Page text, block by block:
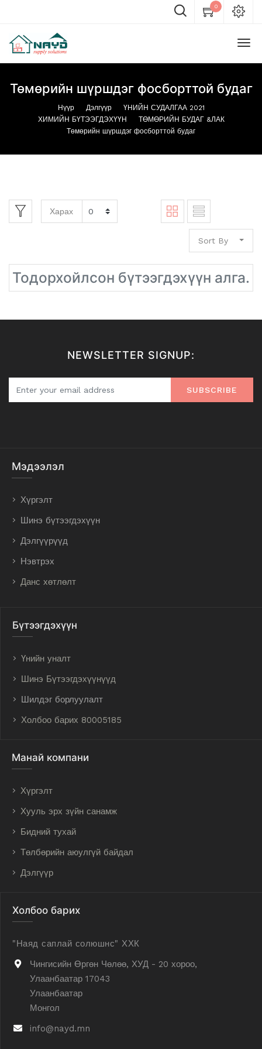
0
Төмөрийн шүршдэг фосборттой будаг
Нүүр Дэлгүүр
ҮНИЙН СУДАЛГАА 2021
ХИМИЙН БҮТЭЭГДЭХҮҮН
ТӨМӨРИЙН БУДАГ &ЛАК
Төмөрийн шүршдэг фосборттой будаг
Харах
Sort By
Тодорхойлсон бүтээгдэхүүн алга.
NEWSLETTER SIGNUP:
SUBSCRIBE
Мэдээлэл
Хүргэлт
Шинэ бүтээгдэхүүн
Дэлгүүрүүд
Нэвтрэх
Данс хөтлөлт
Бүтээгдэхүүн
Үнийн уналт
Шинэ Бүтээгдэхүүнүүд
Шилдэг борлуулалт
Холбоо барих 80005185
Манай компани
Хүргэлт
Хууль эрх зүйн санамж
Бидний тухай
Төлбөрийн аюулгүй байдал
Дэлгүүр
Холбоо барих
"Наяд саплай солюшнс" ХХК
Чингисийн Өргөн Чөлөө, ХУД - 20 хороо,
Улаанбаатар 17043
Улаанбаатар
Монгол
info@nayd.mn